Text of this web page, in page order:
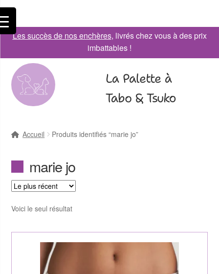
Les succès de nos enchères, livrés chez vous à des prix
imbattables !
La Palette à
Tabo & Tsuko
Accueil Produits identifiés “marie jo”
marie jo
Voici le seul résultat